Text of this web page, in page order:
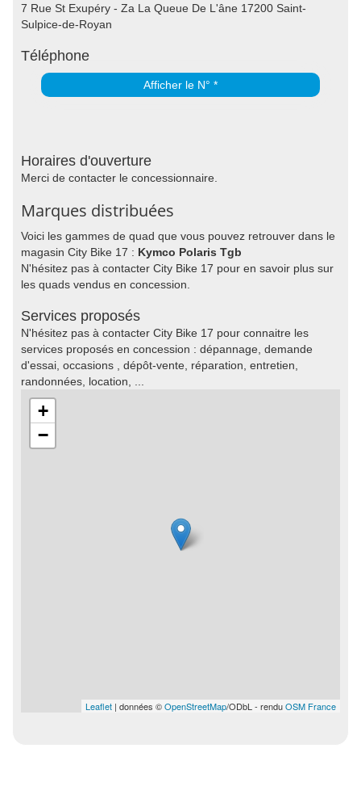
7 Rue St Exupéry - Za La Queue De L'âne 17200 Saint-
Sulpice-de-Royan
Téléphone
Afficher le N° *
Horaires d'ouverture
Merci de contacter le concessionnaire.
Marques distribuées
Voici les gammes de quad que vous pouvez retrouver dans le
magasin City Bike 17 : Kymco Polaris Tgb
N'hésitez pas à contacter City Bike 17 pour en savoir plus sur
les quads vendus en concession.
Services proposés
N'hésitez pas à contacter City Bike 17 pour connaitre les
services proposés en concession : dépannage, demande
d'essai, occasions , dépôt-vente, réparation, entretien,
randonnées, location, ...
+
−
Leaflet | données ©OpenStreetMap/ODbL - renduOSM France